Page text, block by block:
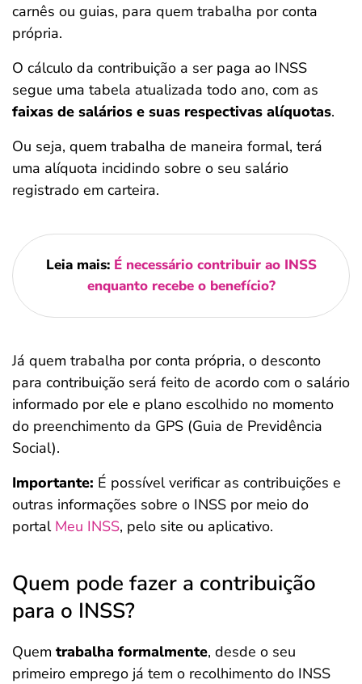
carnês ou guias, para quem trabalha por conta
própria.
O cálculo da contribuição a ser paga ao INSS
segue uma tabela atualizada todo ano, com as
faixas de salários e suas respectivas alíquotas.
Ou seja, quem trabalha de maneira formal, terá
uma alíquota incidindo sobre o seu salário
registrado em carteira.
Leia mais: É necessário contribuir ao INSS
enquanto recebe o benefício?
Já quem trabalha por conta própria, o desconto
para contribuição será feito de acordo com o salário
informado por ele e plano escolhido no momento
do preenchimento da GPS (Guia de Previdência
Social).
Importante: É possível verificar as contribuições e
outras informações sobre o INSS por meio do
portalMeu INSS, pelo site ou aplicativo.
Quem pode fazer a contribuição
para o INSS?
Quem trabalha formalmente, desde o seu
primeiro emprego já tem o recolhimento do INSS